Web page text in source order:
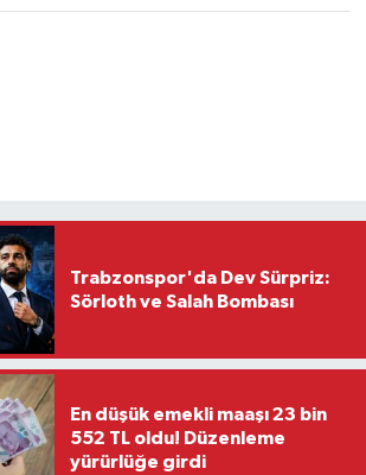
Trabzonspor'da Dev Sürpriz:
Sörloth ve Salah Bombası
En düşük emekli maaşı 23 bin
552 TL oldu! Düzenleme
yürürlüğe girdi